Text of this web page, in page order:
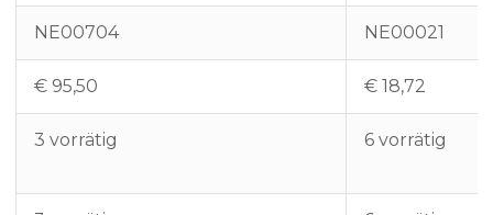
NE00704 NE00021
€ 95,50 € 18,72
3 vorrätig 6 vorrätig